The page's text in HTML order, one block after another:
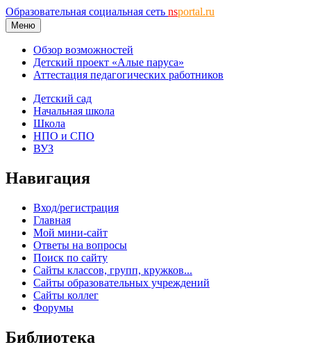
Образовательная социальная сеть nsportal.ru
Меню
Обзор возможностей
Детский проект «Алые паруса»
Аттестация педагогических работников
Детский сад
Начальная школа
Школа
НПО и СПО
ВУЗ
Навигация
Вход/регистрация
Главная
Мой мини-сайт
Ответы на вопросы
Поиск по сайту
Сайты классов, групп, кружков...
Сайты образовательных учреждений
Сайты коллег
Форумы
Библиотека